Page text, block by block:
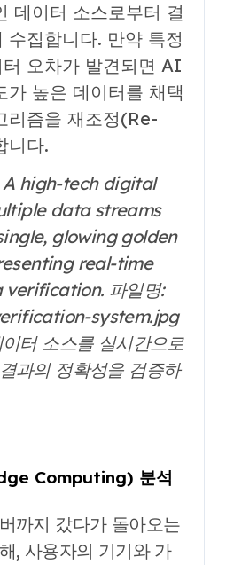
데이터 소스로부터 결
수집합니다. 만약 특정
오차가 발견되면 AI
가 높은 데이터를 채택
리즘을 재조정(Re-
다.
A high-tech digital
data streams
glowing golden
real-time
verification. 파일명:
system.jpg
터 소스를 실시간으로
과의 정확성을 검증하
Computing) 분석
까지 갔다가 돌아오는
, 사용자의 기기와 가